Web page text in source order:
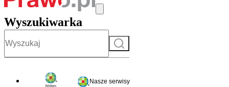
Wyszukiwarka
Szukaj
Nasze serwisy